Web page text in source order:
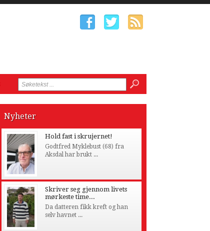
Nyheter
Hold fast i skrujernet!
Godtfred Myklebust (68) fra
Aksdal har brukt ...
Skriver seg gjennom livets
mørkeste time...
Da datteren fikk kreft og han
selv havnet ...